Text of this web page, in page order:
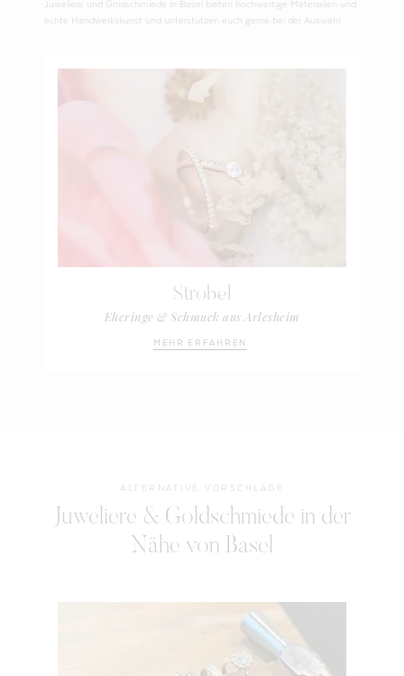
Juweliere und Goldschmiede in Basel bieten hochwertige Materialien und
echte Handwerkskunst und unterstützen euch gerne bei der Auswahl.
Strobel
Eheringe & Schmuck aus Arlesheim
MEHR ERFAHREN
ALTERNATIVE VORSCHLÄGE
Juweliere & Goldschmiede in der
Nähe von Basel